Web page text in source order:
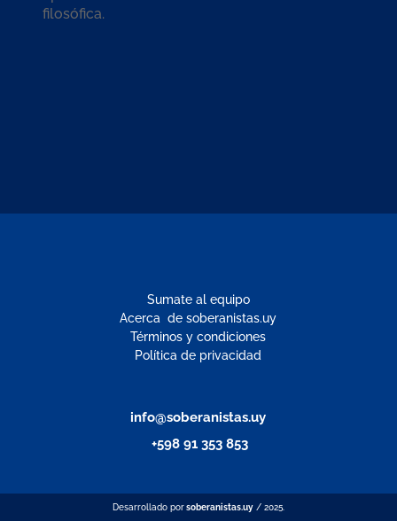
Sumate al equipo
Acerca de soberanistas.uy
Términos y condiciones
Política de privacidad
info@soberanistas.uy
+598 91 353 853
Desarrollado porsoberanistas.uy / 2025.